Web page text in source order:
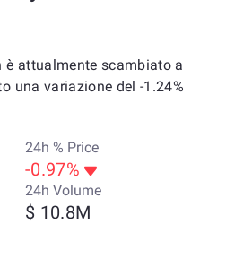
è attualmente scambiato a
una variazione del -1.24%
24h % Price
-0.97%
24h Volume
$ 10.8M